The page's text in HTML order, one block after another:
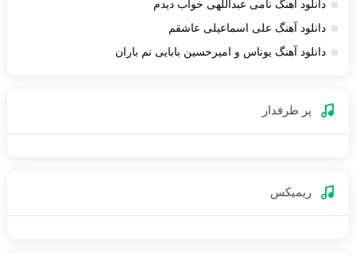
دانلود آهنگ نامی عبداللهی خواب دیدم
دانلود آهنگ علی اسماعیلی عاشقم
دانلود آهنگ یوناس و امیرحسین بابایی نم باران
پر طرفدار
ریمیکس